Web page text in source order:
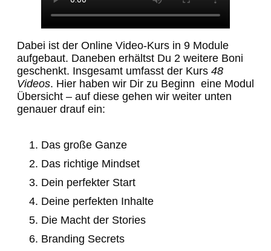
Dabei ist der Online Video-Kurs in 9 Module
aufgebaut. Daneben erhältst Du 2 weitere Boni
geschenkt. Insgesamt umfasst der Kurs 48
Videos. Hier haben wir Dir zu Beginn eine Modul
Übersicht – auf diese gehen wir weiter unten
genauer drauf ein:
Das große Ganze
Das richtige Mindset
Dein perfekter Start
Deine perfekten Inhalte
Die Macht der Stories
Branding Secrets